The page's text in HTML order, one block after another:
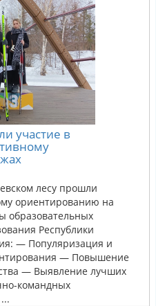
участие в
лесу прошли
ориентированию на
образовательных
Республики
— Популяризация и
— Повышение
— Выявление лучших
командных